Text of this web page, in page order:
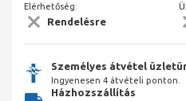
Elérhetőség:
Rendelésre
Személyes átvétel
Ingyenesen 4 átvételi ponton.
Házhozszállítás